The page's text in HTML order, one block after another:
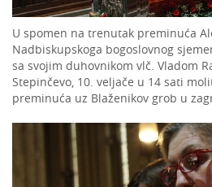
U spomen na trenutak preminuća
Nadbiskupskoga bogoslovnog
sa svojim duhovnikom vlč. Vladom
Stepinčevo, 10. veljače u 14 sati
preminuća uz Blaženikov grob u